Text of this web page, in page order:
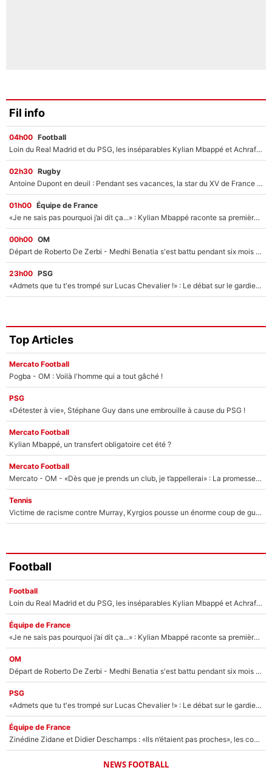
Fil info
04h00 Football
Loin du Real Madrid et du PSG, les inséparables Kylian Mbappé et Achraf Hakimi changent d'équipe le temps d'une journée !
02h30 Rugby
Antoine Dupont en deuil : Pendant ses vacances, la star du XV de France a perdu sa grand-mère
01h00 Équipe de France
«Je ne sais pas pourquoi j’ai dit ça...» : Kylian Mbappé raconte sa première rencontre avec Zinédine Zidane (et c’est très drôle)
00h00 OM
Départ de Roberto De Zerbi - Medhi Benatia s'est battu pendant six mois pour le retenir à l'OM, le PSG a été le naufrage de trop : «Je pars avec toi»
23h00 PSG
«Admets que tu t'es trompé sur Lucas Chevalier !» : Le débat sur le gardien du PSG vire au clash à l'After Foot
Top Articles
Mercato Football
Pogba - OM : Voilà l'homme qui a tout gâché !
PSG
«Détester à vie», Stéphane Guy dans une embrouille à cause du PSG !
Mercato Football
Kylian Mbappé, un transfert obligatoire cet été ?
Mercato Football
Mercato - OM - «Dès que je prends un club, je t’appellerai» : La promesse de Marcelino au moment de claquer la porte
Tennis
Victime de racisme contre Murray, Kyrgios pousse un énorme coup de gueule !
Football
Football
Loin du Real Madrid et du PSG, les inséparables Kylian Mbappé et Achraf Hakimi changent d'équipe le temps d'une journée !
Équipe de France
«Je ne sais pas pourquoi j’ai dit ça...» : Kylian Mbappé raconte sa première rencontre avec Zinédine Zidane (et c’est très drôle)
OM
Départ de Roberto De Zerbi - Medhi Benatia s'est battu pendant six mois pour le retenir à l'OM, le PSG a été le naufrage de trop : «Je pars avec toi»
PSG
«Admets que tu t'es trompé sur Lucas Chevalier !» : Le débat sur le gardien du PSG vire au clash à l'After Foot
Équipe de France
Zinédine Zidane et Didier Deschamps : «Ils n’étaient pas proches», les confidences d’un membre de l’équipe de France 1998 sur leur relation spéciale
NEWS FOOTBALL